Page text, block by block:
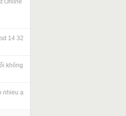
Online
14 32
không
nhieu ạ